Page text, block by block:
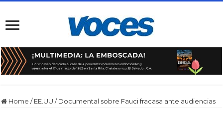
Home / EE.UU / Documental sobre Fauci fracasa ante audiencias